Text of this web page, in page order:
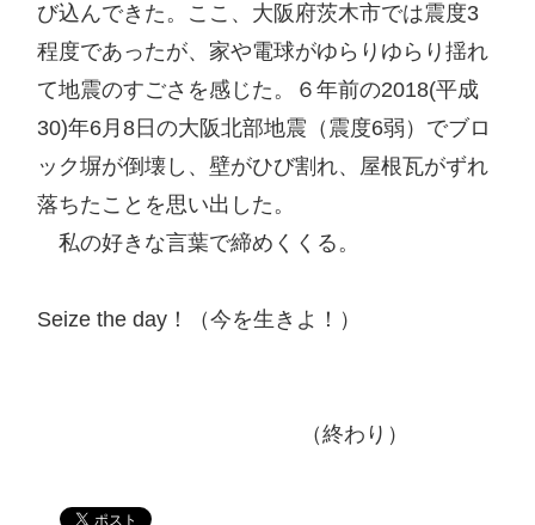
び込んできた。ここ、大阪府茨木市では震度3
程度であったが、家や電球がゆらりゆらり揺れ
て地震のすごさを感じた。６年前の2018(平成
30)年6月8日の大阪北部地震（震度6弱）でブロ
ック塀が倒壊し、壁がひび割れ、屋根瓦がずれ
落ちたことを思い出した。
私の好きな言葉で締めくくる。
Seize the day！（今を生きよ！）